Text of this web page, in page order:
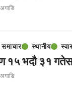
समाचार स्थानीय
१५ भदौ ३१